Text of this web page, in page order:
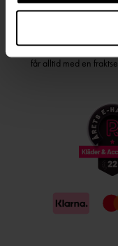
Välj det betalsätt som
bekväma fraktalternativ;
får alltid med en